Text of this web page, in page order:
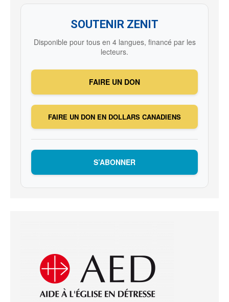
SOUTENIR ZENIT
Disponible pour tous en 4 langues, financé par les
lecteurs.
FAIRE UN DON
FAIRE UN DON EN DOLLARS CANADIENS
S’ABONNER